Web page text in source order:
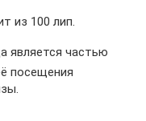
из 100 лип.
является частью
посещения